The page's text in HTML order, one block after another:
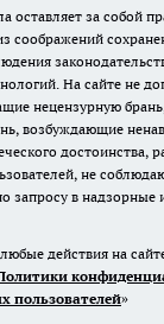
оставляет за собой
соображений
На сайте не
нецензурную
возбуждающие
достоинства,
не
запросу в надзорные
действия на
пользователей»